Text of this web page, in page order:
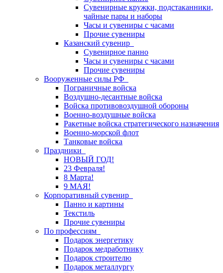
Сувенирные кружки, подстаканники,
чайные пары и наборы
Часы и сувениры с часами
Прочие сувениры
Казанский сувенир
Сувенирное панно
Часы и сувениры с часами
Прочие сувениры
Вооруженные силы РФ
Пограничные войска
Воздушно-десантные войска
Войска противовоздушной обороны
Военно-воздушные войска
Ракетные войска стратегического назначения
Военно-морской флот
Танковые войска
Праздники
НОВЫЙ ГОД!
23 Февраля!
8 Марта!
9 МАЯ!
Корпоративный сувенир
Панно и картины
Текстиль
Прочие сувениры
По профессиям
Подарок энергетику
Подарок медработнику
Подарок строителю
Подарок металлургу